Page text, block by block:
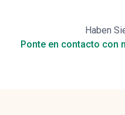
Haben
Ponte en contacto con